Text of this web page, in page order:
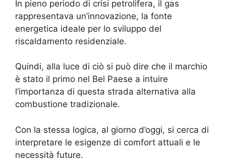
In pieno periodo di crisi petrolifera, il gas
rappresentava un’innovazione, la fonte
energetica ideale per lo sviluppo del
riscaldamento residenziale.
Quindi, alla luce di ciò si può dire che il marchio
è stato il primo nel Bel Paese a intuire
l’importanza di questa strada alternativa alla
combustione tradizionale.
Con la stessa logica, al giorno d’oggi, si cerca di
interpretare le esigenze di comfort attuali e le
necessità future.